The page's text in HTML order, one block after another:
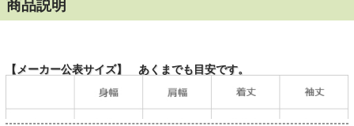
商品説明
【メーカー公表サイズ】 あくまでも目安です。